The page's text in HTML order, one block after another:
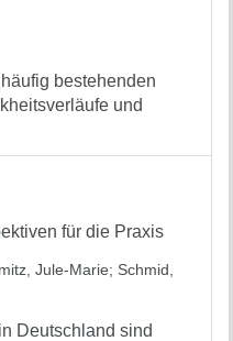
bestehenden
und
für die Praxis
Jule-Marie; Schmid,
Deutschland sind